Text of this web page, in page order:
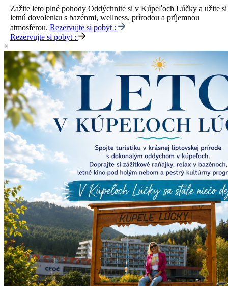
Zažite leto plné pohody Oddýchnite si v Kúpeľoch Lúčky a užite si
letnú dovolenku s bazénmi, wellness, prírodou a príjemnou
atmosférou. Rezervujte si pobyt :
Rezervujte si pobyt :
×